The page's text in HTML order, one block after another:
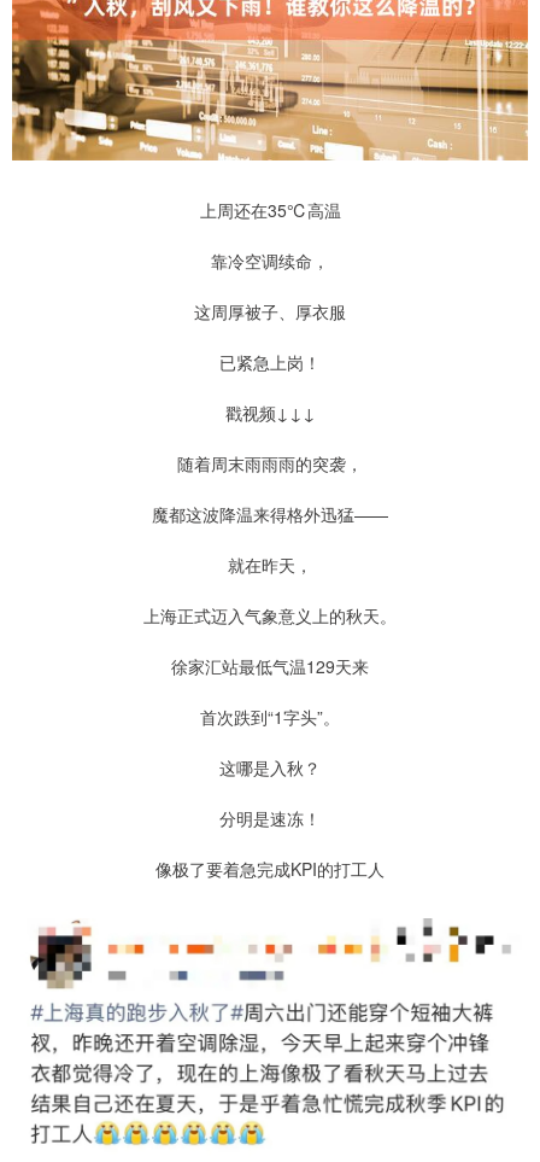
上周还在35℃高温
靠冷空调续命，
这周厚被子、厚衣服
已紧急上岗！
戳视频↓↓↓
随着周末雨雨雨的突袭，
魔都这波降温来得格外迅猛——
就在昨天，
上海正式迈入气象意义上的秋天。
徐家汇站最低气温129天来
首次跌到“1字头”。
这哪是入秋？
分明是速冻！
像极了要着急完成KPI的打工人